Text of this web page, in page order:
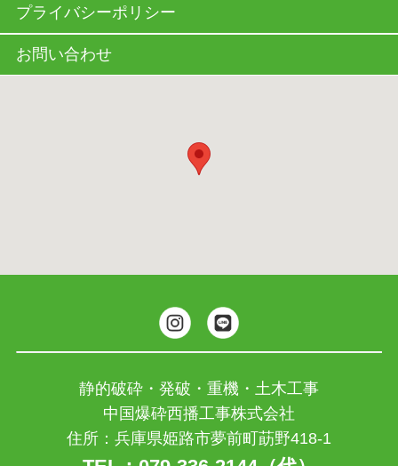
プライバシーポリシー
お問い合わせ
静的破砕・発破・重機・土木工事
中国爆砕西播工事株式会社
住所：兵庫県姫路市夢前町莇野418-1